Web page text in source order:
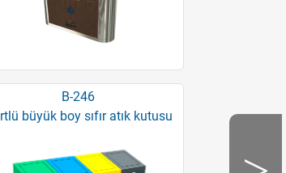
B-246
büyük boy sıfır atık kutusu